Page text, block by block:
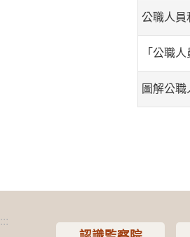
公職人員
「公職
圖解公
:::